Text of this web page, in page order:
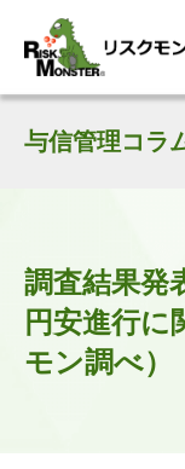
サービス紹介
選ばれる理由
知る・学ぶ
導入事例
企業情報
採用情報
IR情報
お問い合わせ
与信管理コラ
調査結果発
円安進行に
モン調べ）